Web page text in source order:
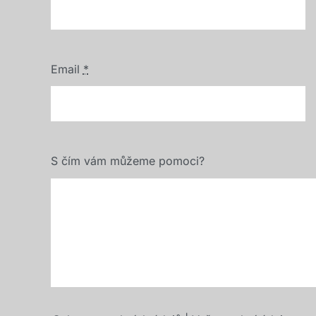
Email *
S čím vám můžeme pomoci?